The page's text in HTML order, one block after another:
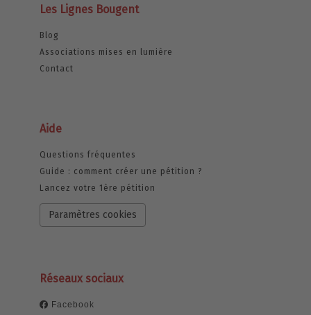
Les Lignes Bougent
Blog
Associations mises en lumière
Contact
Aide
Questions fréquentes
Guide : comment créer une pétition ?
Lancez votre 1ère pétition
Paramètres cookies
Réseaux sociaux
Facebook